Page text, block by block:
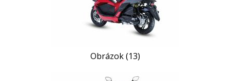
Obrázok (13)